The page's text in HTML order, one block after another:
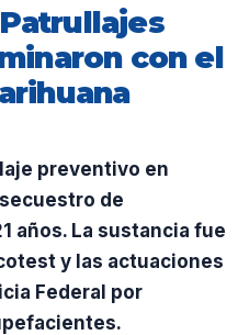
con el
preventivo en
de
años. La sustancia fue
y las actuaciones
Federal por